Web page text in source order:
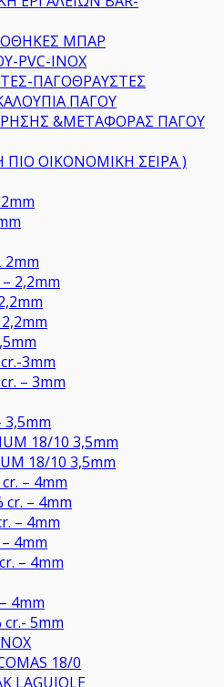
ΜΠΑΡ
PVC-INOX
ΠΑΓΟΘΡΑΥΣΤΕΣ
ΠΑΓΟΥ
&ΜΕΤΑΦΟΡΑΣ ΠΑΓΟΥ
ΠΙΟ ΟΙΚΟΝΟΜΙΚΗ ΣΕΙΡΑ )
2mm
– 2,2mm
3mm
– 3mm
3,5mm
18/10 3,5mm
18/10 3,5mm
– 4mm
cr. – 4mm
– 4mm
4mm
– 4mm
4mm
5mm
18/0
LAGUIOLE